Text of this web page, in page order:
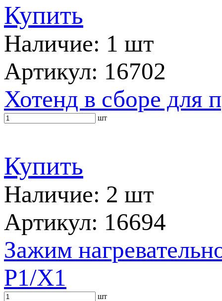
Купить
Наличие: 1 шт
Артикул: 16702
Хотенд в сборе для
шт
Купить
Наличие: 2 шт
Артикул: 16694
Зажим
P1/X1
шт